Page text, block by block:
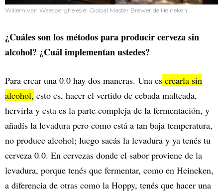
Willem van Waesberghe es el Global Master Brewer de Heineken.
¿Cuáles son los métodos para producir cerveza sin
alcohol? ¿Cuál implementan ustedes?
Para crear una 0.0 hay dos maneras. Una es crearla sin
alcohol, esto es, hacer el vertido de cebada malteada,
hervirla y esta es la parte compleja de la fermentación, y
añadís la levadura pero como está a tan baja temperatura,
no produce alcohol; luego sacás la levadura y ya tenés tu
cerveza 0.0. En cervezas donde el sabor proviene de la
levadura, porque tenés que fermentar, como en Heineken,
a diferencia de otras como la Hoppy, tenés que hacer una